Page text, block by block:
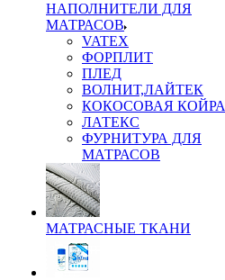
НАПОЛНИТЕЛИ ДЛЯ
МАТРАСОВ
VATEX
ФОРПЛИТ
ПЛЕД
ВОЛНИТ,ЛАЙТЕК
КОКОСОВАЯ КОЙРА
ЛАТЕКС
ФУРНИТУРА ДЛЯ
МАТРАСОВ
МАТРАСНЫЕ ТКАНИ